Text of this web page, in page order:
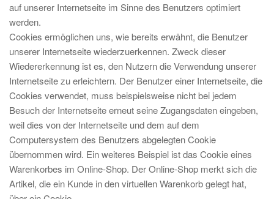
auf unserer Internetseite im Sinne des Benutzers optimiert
werden.
Cookies ermöglichen uns, wie bereits erwähnt, die Benutzer
unserer Internetseite wiederzuerkennen. Zweck dieser
Wiedererkennung ist es, den Nutzern die Verwendung unserer
Internetseite zu erleichtern. Der Benutzer einer Internetseite, die
Cookies verwendet, muss beispielsweise nicht bei jedem
Besuch der Internetseite erneut seine Zugangsdaten eingeben,
weil dies von der Internetseite und dem auf dem
Computersystem des Benutzers abgelegten Cookie
übernommen wird. Ein weiteres Beispiel ist das Cookie eines
Warenkorbes im Online-Shop. Der Online-Shop merkt sich die
Artikel, die ein Kunde in den virtuellen Warenkorb gelegt hat,